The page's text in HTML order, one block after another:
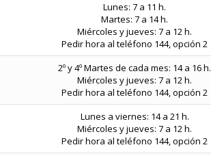
Lunes: 7 a 11 h.
Martes: 7 a 14 h.
Miércoles y jueves: 7 a 12 h.
Pedir hora al teléfono 144, opción 2
2º y 4º Martes de cada mes: 14 a 16 h.
Miércoles y jueves: 7 a 12 h.
Pedir hora al teléfono 144, opción 2
Lunes a viernes: 14 a 21 h.
Miércoles y jueves: 7 a 12 h.
Pedir hora al teléfono 144, opción 2